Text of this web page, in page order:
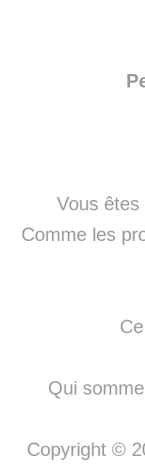
Vous
Comme les
Qui
Copyright ©